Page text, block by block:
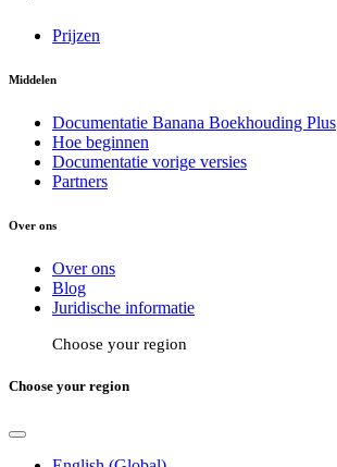
Prijzen
Middelen
Documentatie Banana Boekhouding Plus
Hoe beginnen
Documentatie vorige versies
Partners
Over ons
Over ons
Blog
Juridische informatie
Choose your region
Choose your region